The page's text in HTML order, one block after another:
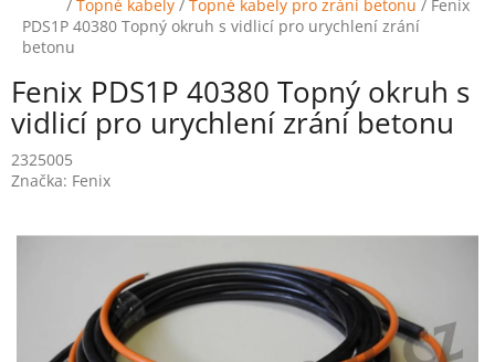
/ Topné kabely / Topné kabely pro zrání betonu / Fenix
PDS1P 40380 Topný okruh s vidlicí pro urychlení zrání
betonu
Fenix PDS1P 40380 Topný okruh s
vidlicí pro urychlení zrání betonu
2325005
Značka: Fenix